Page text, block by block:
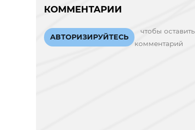
КОММЕНТАРИИ
АВТОРИЗИРУЙТЕСЬ
чтобы оставить
комментарий